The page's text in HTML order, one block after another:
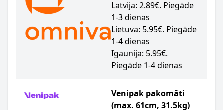
Latvija: 2.89€. Piegāde
1-3 dienas
Lietuva: 5.95€. Piegāde
1-4 dienas
Igaunija: 5.95€.
Piegāde 1-4 dienas
Venipak pakomāti
(max. 61cm, 31.5kg)